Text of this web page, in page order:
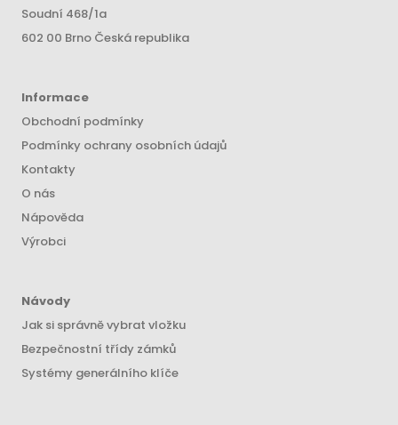
Soudní 468/1a
602 00 Brno Česká republika
Informace
Obchodní podmínky
Podmínky ochrany osobních údajů
Kontakty
O nás
Nápověda
Výrobci
Návody
Jak si správně vybrat vložku
Bezpečnostní třídy zámků
Systémy generálního klíče